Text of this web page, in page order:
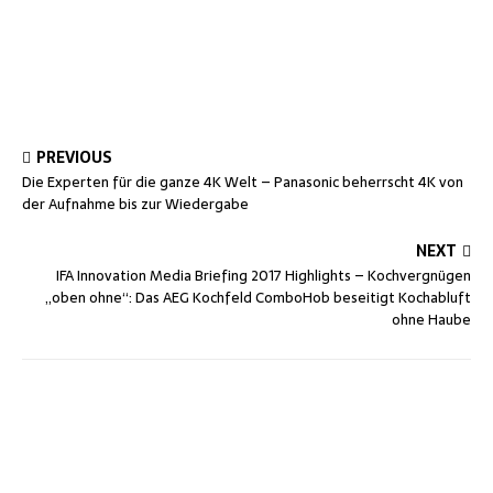
PREVIOUS
Die Experten für die ganze 4K Welt – Panasonic beherrscht 4K von
der Aufnahme bis zur Wiedergabe
NEXT
IFA Innovation Media Briefing 2017 Highlights – Kochvergnügen
„oben ohne“: Das AEG Kochfeld ComboHob beseitigt Kochabluft
ohne Haube